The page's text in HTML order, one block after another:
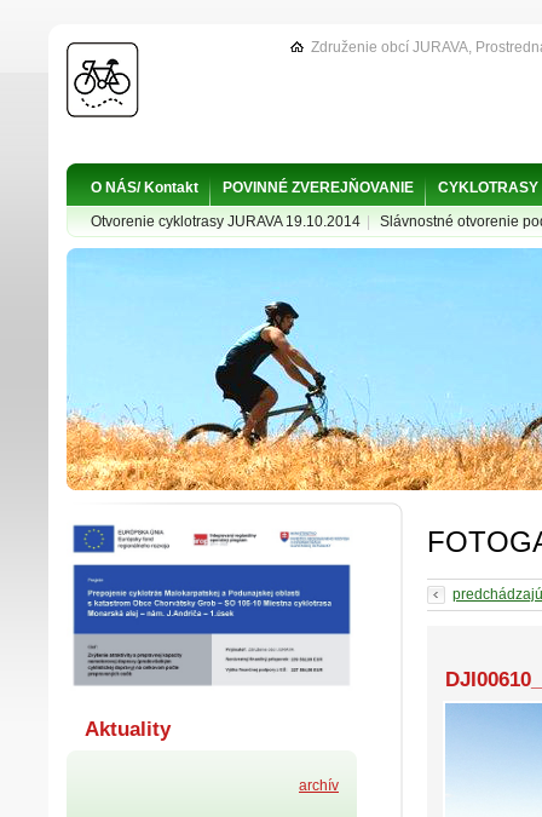
Aktuality
archív
O NÁS/ Kontakt POVINNÉ ZVEREJŇOVANIE
CYKLOTRASY
Otvorenie cyklotrasy JURAVA 19.10.2014
Slávnostné otvorenie
Združenie obcí JURAVA,